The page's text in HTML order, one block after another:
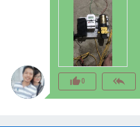
thumb_up_alt0 reply_all